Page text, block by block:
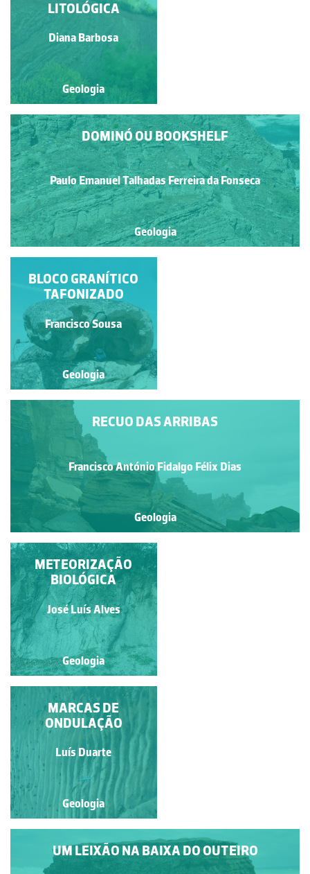
APERTADAS
Paulo Emanuel Talhadas
Ferreira da Fonseca
Geologia
DOMINÓ OU BOOKSHELF
Paulo Emanuel Talhadas Ferreira da Fonseca
Geologia
LITOLÓGICA
Diana Barbosa
Geologia
GRANITO DE
LAVADORES
Diana Barbosa
Geologia
BLOCO GRANÍTICO
TAFONIZADO
Francisco Sousa
Geologia
RECUO DAS ARRIBAS
Francisco António Fidalgo Félix Dias
Geologia
TROMBA DO
ELEFANTE
Francisco António Fidalgo
Félix Dias
Geologia
METEORIZAÇÃO
BIOLÓGICA
José Luís Alves
Geologia
RECUO DAS ARRIBAS
Francisco António Fidalgo
Félix Dias
Geologia
UM LEIXÃO NA BAIXA DO OUTEIRO
MARCAS DE
ONDULAÇÃO
Luís Duarte
Geologia